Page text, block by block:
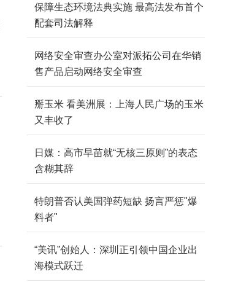
保障生态环境法典实施 最高法发布首个
配套司法解释
网络安全审查办公室对派拓公司在华销
售产品启动网络安全审查
掰玉米 看美洲展：上海人民广场的玉米
又丰收了
日媒：高市早苗就“无核三原则”的表态
含糊其辞
特朗普否认美国弹药短缺 扬言严惩"爆
料者"
“美讯”创始人：深圳正引领中国企业出
海模式跃迁